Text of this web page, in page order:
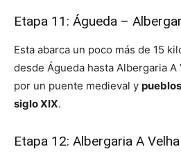
Etapa 11: Águeda –
Esta abarca un poco más de 15
desde Águeda hasta Albergaria
por un puente medieval y
siglo XIX.
Etapa 12: Albergaria A